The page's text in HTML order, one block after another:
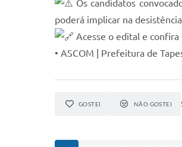
Os candidatos
poderá implicar na
Acesse o edital e
• ASCOM | Prefeitura de
GOSTEI NÃO GOSTEI